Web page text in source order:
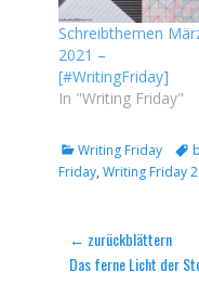
Schreibthemen
2021 –
[#WritingFriday]
In "Writing Friday"
Kategorien
Writing Friday Tags
Friday, Writing Friday
← zurückblättern
Vorheriger
Das ferne Licht der